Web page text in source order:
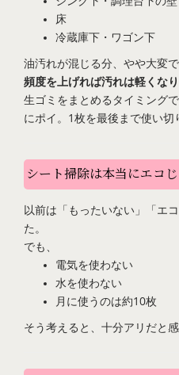
床
冷蔵庫下・ワゴン下
油汚れが混じる分、やや大変で
頻度を上げれば汚れは軽くなり
生ゴミをまとめるタイミング
にポイ。1枚を最後まで使い切
シート掃除は本当にエコ
以前は「もったいない」「エ
た。
でも、
電気を使わない
水を使わない
月に使うのは約10枚
そう考えると、十分アリだと感